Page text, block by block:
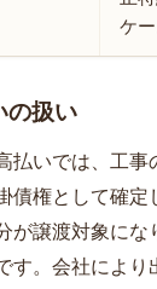
ケ
の扱い
払いでは、工事
債権として確定
が譲渡対象にな
す。会社により